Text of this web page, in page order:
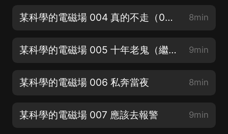
某科學的電磁場 004 真的不走（068系統：泠夢） 8min
某科學的電磁場 005 十年老鬼（繼續收聽，解鎖更多演繹cv主播） 9min
某科學的電磁場 006 私奔當夜 8min
某科學的電磁場 007 應該去報警 9min